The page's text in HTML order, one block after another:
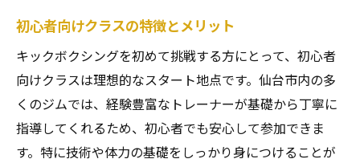
キックボクシングでの個別指導の重要性
グ内容
初心者にも安心の個別指導のポイント
個別指導とグループレッスンの違い
仙台市内で個別指導を提供するジムの紹介
初心者向けクラスの特徴とメリット
キックボクシングを初めて挑戦する方にとって、初心者
向けクラスは理想的なスタート地点です。仙台市内の多
くのジムでは、経験豊富なトレーナーが基礎から丁寧に
指導してくれるため、初心者でも安心して参加できま
す。特に技術や体力の基礎をしっかり身につけることが